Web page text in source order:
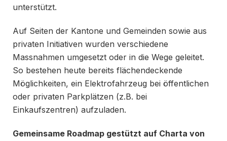
unterstützt.
Auf Seiten der Kantone und Gemeinden sowie aus
privaten Initiativen wurden verschiedene
Massnahmen umgesetzt oder in die Wege geleitet.
So bestehen heute bereits flächendeckende
Möglichkeiten, ein Elektrofahrzeug bei öffentlichen
oder privaten Parkplätzen (z.B. bei
Einkaufszentren) aufzuladen.
Gemeinsame Roadmap gestützt auf Charta von